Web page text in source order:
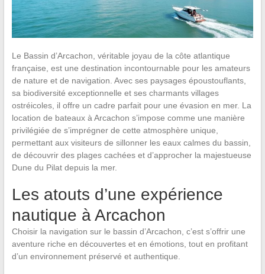
Le Bassin d’Arcachon, véritable joyau de la côte atlantique
française, est une destination incontournable pour les amateurs
de nature et de navigation. Avec ses paysages époustouflants,
sa biodiversité exceptionnelle et ses charmants villages
ostréicoles, il offre un cadre parfait pour une évasion en mer. La
location de bateaux à Arcachon s’impose comme une manière
privilégiée de s’imprégner de cette atmosphère unique,
permettant aux visiteurs de sillonner les eaux calmes du bassin,
de découvrir des plages cachées et d’approcher la majestueuse
Dune du Pilat depuis la mer.
Les atouts d’une expérience
nautique à Arcachon
Choisir la navigation sur le bassin d’Arcachon, c’est s’offrir une
aventure riche en découvertes et en émotions, tout en profitant
d’un environnement préservé et authentique.